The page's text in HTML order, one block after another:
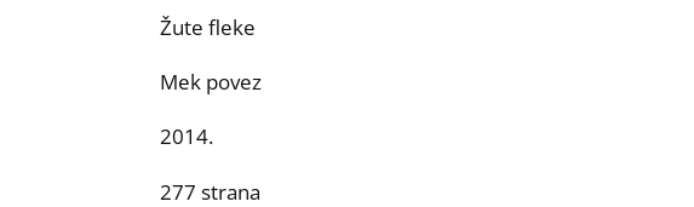
Žute fleke
Mek povez
2014.
277 strana